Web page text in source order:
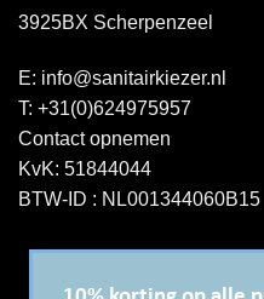
3925BX Scherpenzeel
E: info@sanitairkiezer.nl
T: +31(0)624975957
Contact opnemen
KvK: 51844044
BTW-ID : NL001344060B15